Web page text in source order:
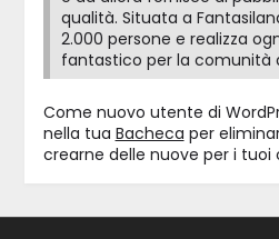
qualità. Situata a
2.000 persone e realizza
fantastico per la comunità
Come nuovo utente di
nella tua Bacheca per
crearne delle nuove per i tuoi